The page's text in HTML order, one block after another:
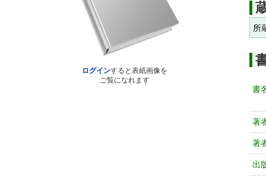
ログインすると表紙画像を
ご覧になれます
所
書
著
著
出